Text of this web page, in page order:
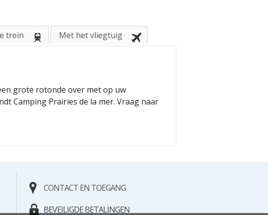
trein Met het vliegtuig
grote rotonde over met op uw
Camping Prairies de la mer. Vraag naar
CONTACT EN TOEGANG
BEVEILIGDE BETALINGEN